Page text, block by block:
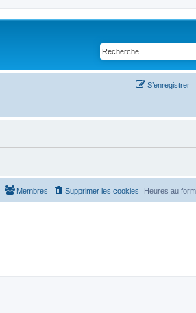
S’enregistrer
Heures au
Supprimer les cookies
Membres